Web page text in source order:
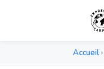
Accueil ›